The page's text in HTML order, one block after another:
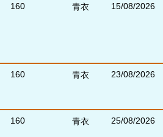
160 青衣 15/08/2026
160 青衣 23/08/2026
160 青衣 25/08/2026